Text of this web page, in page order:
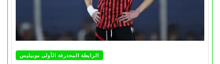
الرابطة المحترفة الأولى موبيليس